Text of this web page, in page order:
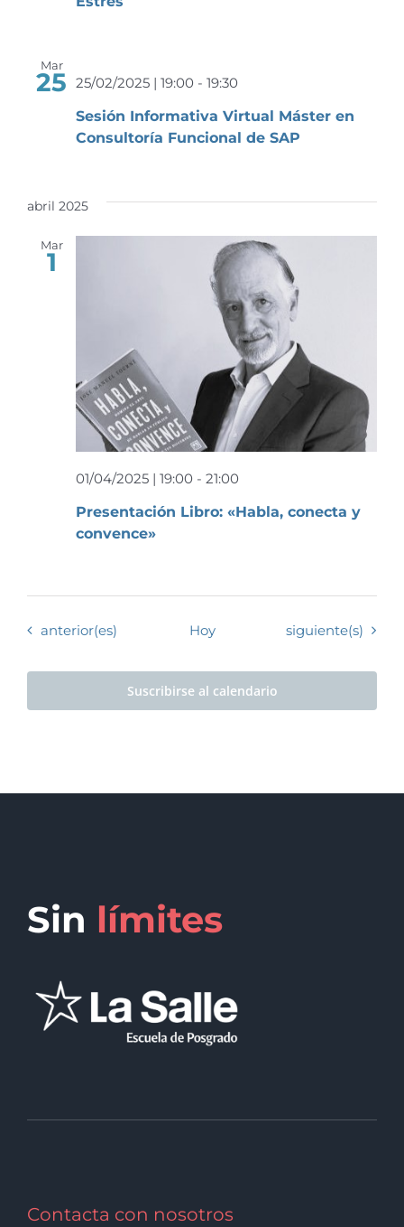
Mar
25
Sesión Informativa Virtual Máster en
Consultoría Funcional de SAP
25/02/2025 | 19:00 - 19:30
abril 2025
Mar
1
Presentación Libro: «Habla, conecta y
convence»
01/04/2025 | 19:00 - 21:00
Eventos
anterior(es) Hoy Eventos
siguiente(s)
Suscribirse al calendario
Sin límites
Contacta con nosotros